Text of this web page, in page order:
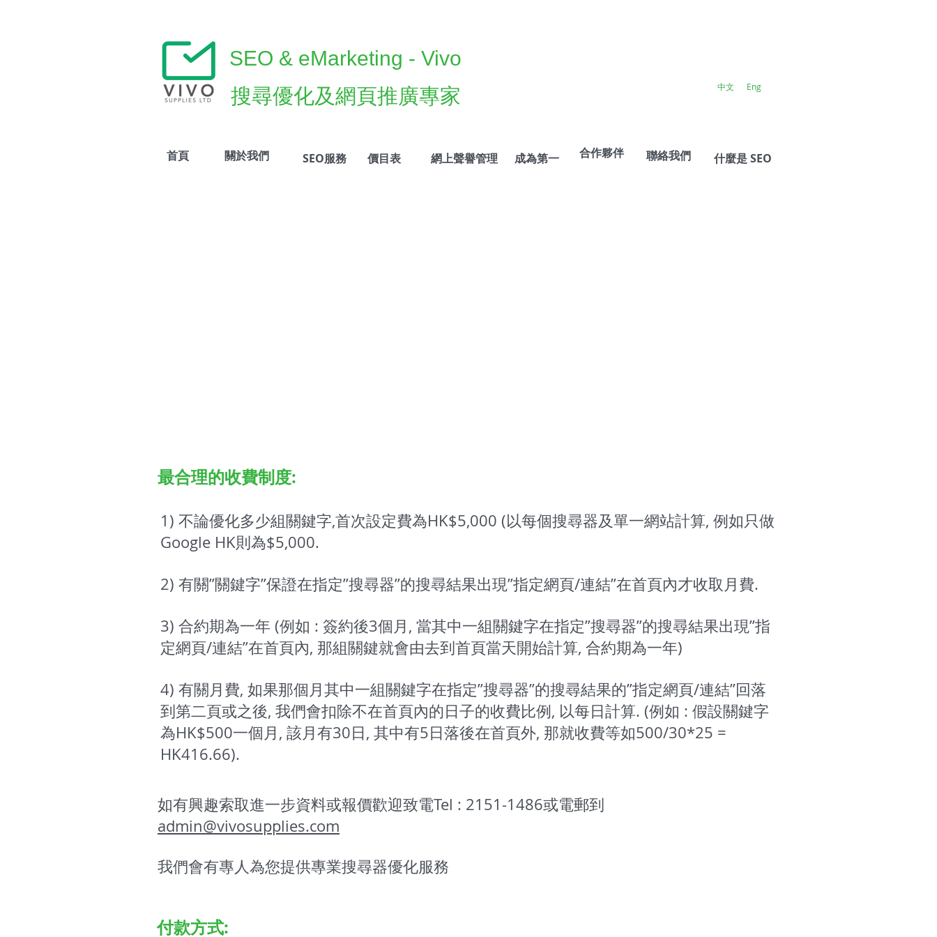
SEO & eMarketing - Vivo
搜尋優化及網頁推廣專家
中文 Eng
首頁 關於我們 SEO服務 價目表 網上聲譽管理 成為第一 合作夥伴 聯絡我們 什麼是 SEO
最合理的收費制度:
1) 不論優化多少組關鍵字,首次設定費為HK$5,000 (以每個搜尋器及單一網站計算, 例如只做
Google HK則為$5,000.
2) 有關”關鍵字”保證在指定”搜尋器”的搜尋結果出現”指定網頁/連結”在首頁內才收取月費.
3) 合約期為一年 (例如 : 簽約後3個月, 當其中一組關鍵字在指定”搜尋器”的搜尋結果出現”指
定網頁/連結”在首頁內, 那組關鍵就會由去到首頁當天開始計算, 合約期為一年)
4) 有關月費, 如果那個月其中一組關鍵字在指定”搜尋器”的搜尋結果的”指定網頁/連結”回落
到第二頁或之後, 我們會扣除不在首頁內的日子的收費比例, 以每日計算. (例如 : 假設關鍵字
為HK$500一個月, 該月有30日, 其中有5日落後在首頁外, 那就收費等如500/30*25 =
HK416.66).
如有興趣索取進一步資料或報價歡迎致電Tel : 2151-1486或電郵到
admin@vivosupplies.com
我們會有專人為您提供專業搜尋器優化服務
付款方式: